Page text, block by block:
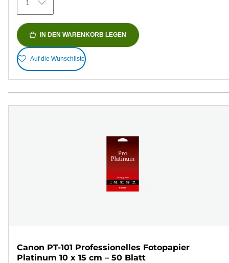
1
IN DEN WARENKORB LEGEN
Auf die Wunschliste
Canon PT-101 Professionelles Fotopapier
Platinum 10 x 15 cm – 50 Blatt